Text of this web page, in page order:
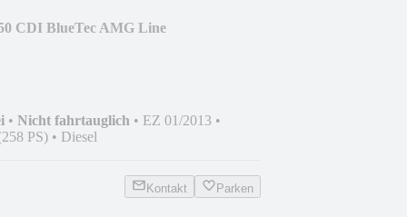
CDI BlueTec AMG Line
• Nicht fahrtauglich • EZ 01/2013 •
PS) • Diesel
Kontakt Parken